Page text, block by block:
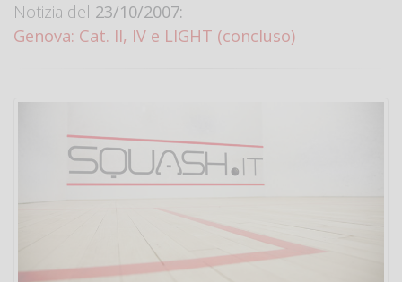
Notizia del 23/10/2007:
Genova: Cat. II, IV e LIGHT (concluso)